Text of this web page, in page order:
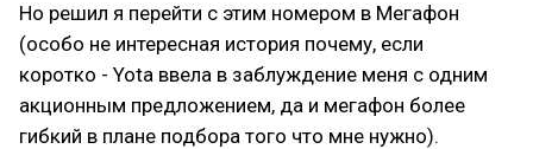
Но решил я перейти с этим номером в Мегафон
(особо не интересная история почему, если
коротко - Yota ввела в заблуждение меня с одним
акционным предложением, да и мегафон более
гибкий в плане подбора того что мне нужно).